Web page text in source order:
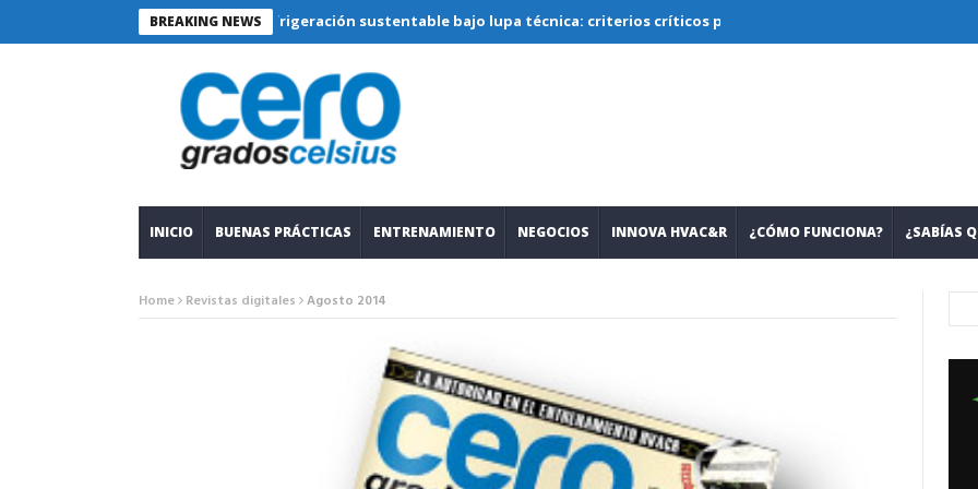
BREAKING NEWS
Refrigeración sustentable bajo lupa técnica: criterios críticos para diseñar, seleccionar y operar sistemas
INICIO BUENAS PRÁCTICAS ENTRENAMIENTO NEGOCIOS INNOVA HVAC&R ¿CÓMO FUNCIONA? ¿SABÍAS
Home Revistas digitales Agosto 2014